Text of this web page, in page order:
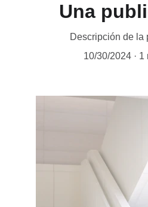
Una
Descripción de la
10/30/2024
1